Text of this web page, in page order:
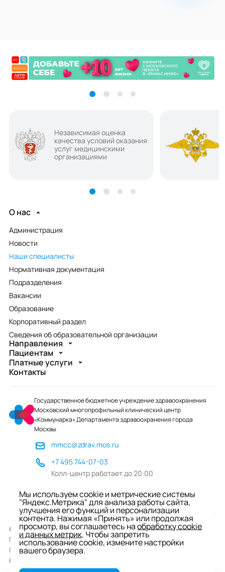
Независимая оценка
качества условий оказания
услуг медицинскими
организациями
О нас
Администрация
Новости
Наши специалисты
Нормативная документация
Подразделения
Вакансии
Образование
Корпоративный раздел
Сведения об образовательной организации
Направления
Пациентам
Платные услуги
Контакты
Государственное бюджетное учреждение здравоохранения
Московский многопрофильный клинический центр
«Коммунарка» Департамента здравоохранения города
Москвы
mmcc@zdrav.mos.ru
+7 495 744-07-03
Колл-центр работает до 20:00
ул. Сосенский Стан, д. 8, п. Коммунарка
вн.тер.г. поселение Сосенское, Москва
© 2026 ГБУЗ «ММКЦ «Коммунарка» ДЗМ»
Пользовательское соглашение
Политика обработки персональных данных
Разработка сайта —
Мы используем cookie и метрические системы
"Яндекс.Метрика" для анализа работы сайта,
улучшения его функций и персонализации
контента. Нажимая «Принять» или продолжая
просмотр, вы соглашаетесь наобработку cookie
и данных метрик. Чтобы запретить
использование cookie, измените настройки
вашего браузера.